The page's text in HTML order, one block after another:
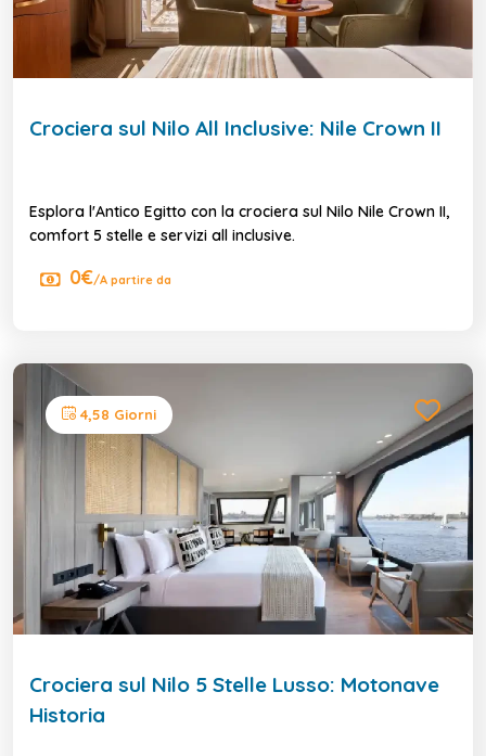
Crociera sul Nilo All Inclusive: Nile Crown II
Esplora l'Antico Egitto con la crociera sul Nilo Nile Crown II,
comfort 5 stelle e servizi all inclusive.
0€/A partire da
4,58 Giorni
Crociera sul Nilo 5 Stelle Lusso: Motonave
Historia